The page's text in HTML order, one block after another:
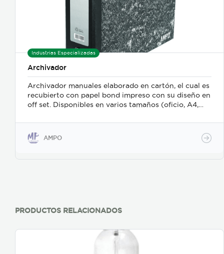
Industrias Especializadas
Archivador
Archivador manuales elaborado en cartón, el cual es
recubierto con papel bond impreso con su diseño en
off set. Disponibles en varios tamaños (oficio, A4,
lomo (8cm y 4 cm). Mecanismo de dos aros con
palanca y prensa para sujetar los papeles. Con anillo,
rados y protectores en sus esquineros. Se
AMPO
PRODUCTOS RELACIONADOS